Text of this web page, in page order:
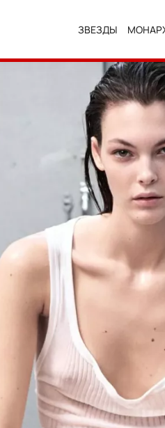
ЗВЕЗДЫ
нас в Дзен